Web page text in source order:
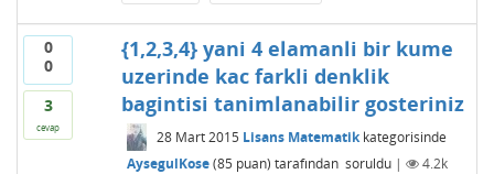
0
0
3
cevap
{1,2,3,4} yani 4 elamanli bir kume
uzerinde kac farkli denklik
bagintisi tanimlanabilir gosteriniz
28 Mart 2015 Lisans Matematikkategorisinde
AysegulKose (85 puan) tarafından soruldu |
4.2k